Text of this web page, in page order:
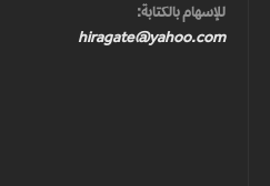
للإسهام بالكتابة:
hiragate@yahoo.com